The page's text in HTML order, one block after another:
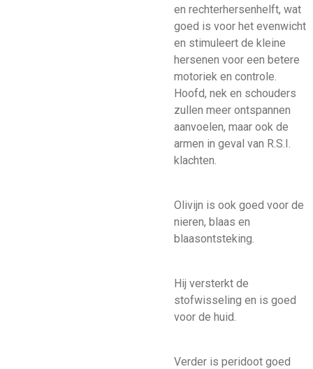
en rechterhersenhelft, wat
goed is voor het evenwicht
en stimuleert de kleine
hersenen voor een betere
motoriek en controle.
Hoofd, nek en schouders
zullen meer ontspannen
aanvoelen, maar ook de
armen in geval van R.S.I.
klachten.
Olivijn is ook goed voor de
nieren, blaas en
blaasontsteking.
Hij versterkt de
stofwisseling en is goed
voor de huid.
Verder is peridoot goed